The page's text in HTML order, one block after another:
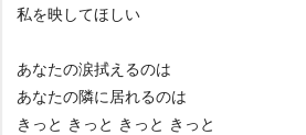
私を映してほしい
あなたの涙拭えるのは
あなたの隣に居れるのは
きっと きっと きっと きっと